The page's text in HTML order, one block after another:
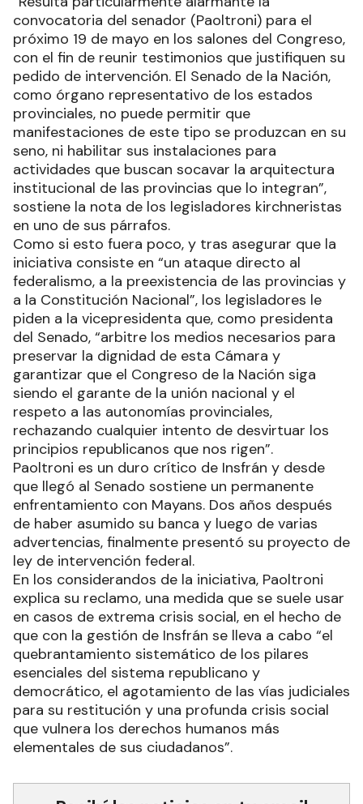
convocatoria del senador (Paoltroni) para el
próximo 19 de mayo en los salones del Congreso,
con el fin de reunir testimonios que justifiquen su
pedido de intervención. El Senado de la Nación,
como órgano representativo de los estados
provinciales, no puede permitir que
manifestaciones de este tipo se produzcan en su
seno, ni habilitar sus instalaciones para
actividades que buscan socavar la arquitectura
institucional de las provincias que lo integran”,
sostiene la nota de los legisladores kirchneristas
en uno de sus párrafos.
Como si esto fuera poco, y tras asegurar que la
iniciativa consiste en “un ataque directo al
federalismo, a la preexistencia de las provincias y
a la Constitución Nacional”, los legisladores le
piden a la vicepresidenta que, como presidenta
del Senado, “arbitre los medios necesarios para
preservar la dignidad de esta Cámara y
garantizar que el Congreso de la Nación siga
siendo el garante de la unión nacional y el
respeto a las autonomías provinciales,
rechazando cualquier intento de desvirtuar los
principios republicanos que nos rigen”.
Paoltroni es un duro crítico de Insfrán y desde
que llegó al Senado sostiene un permanente
enfrentamiento con Mayans. Dos años después
de haber asumido su banca y luego de varias
advertencias, finalmente presentó su proyecto de
ley de intervención federal.
En los considerandos de la iniciativa, Paoltroni
explica su reclamo, una medida que se suele usar
en casos de extrema crisis social, en el hecho de
que con la gestión de Insfrán se lleva a cabo “el
quebrantamiento sistemático de los pilares
esenciales del sistema republicano y
democrático, el agotamiento de las vías judiciales
para su restitución y una profunda crisis social
que vulnera los derechos humanos más
elementales de sus ciudadanos”.